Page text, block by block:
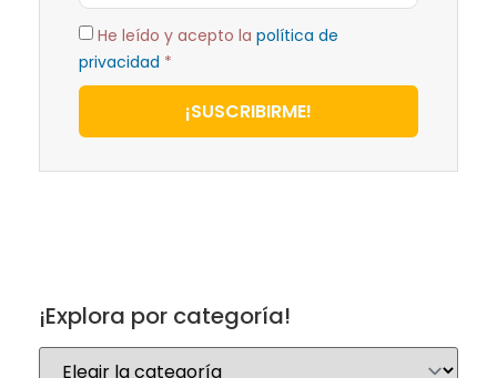
He leído y acepto la política de
privacidad *
¡SUSCRIBIRME!
¡Explora por categoría!